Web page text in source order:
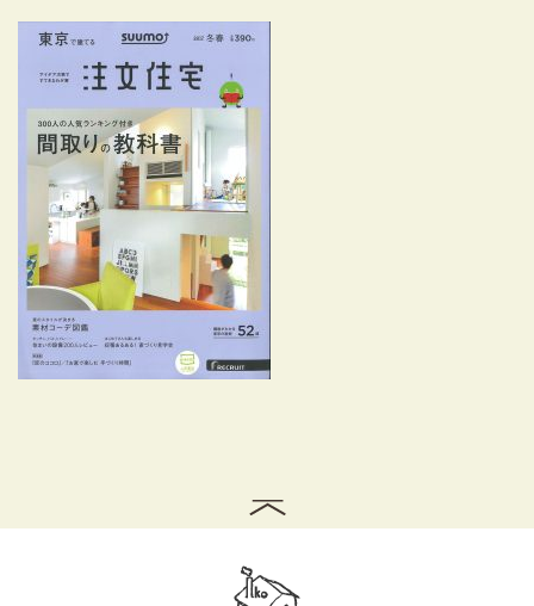
二世帯住宅をお考えの方
建て替えをお考えの方
耐震対策も安心の家づくり
リフォーム・リノベーションをお考えの方
必見！土地からお探しの方へ
資金計画についてのご相談
採用情報